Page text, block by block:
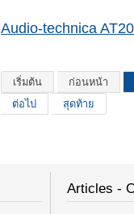
Audio-technica
เริ่มต้น
ก่อนหน้า
ต่อไป
สุดท้าย
Articles -